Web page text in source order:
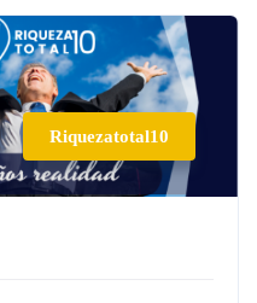
Riquezatotal10